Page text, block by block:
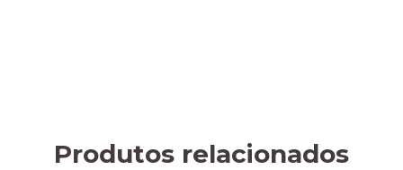
Produtos relacionados